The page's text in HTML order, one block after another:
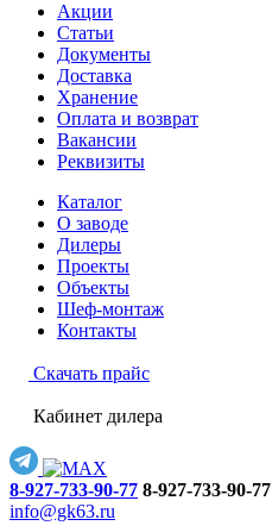
Акции
Статьи
Документы
Доставка
Хранение
Оплата и возврат
Вакансии
Реквизиты
Каталог
О заводе
Дилеры
Проекты
Объекты
Шеф-монтаж
Контакты
Скачать прайс
Кабинет дилера
8-927-733-90-77 8-927-733-90-77
info@gk63.ru